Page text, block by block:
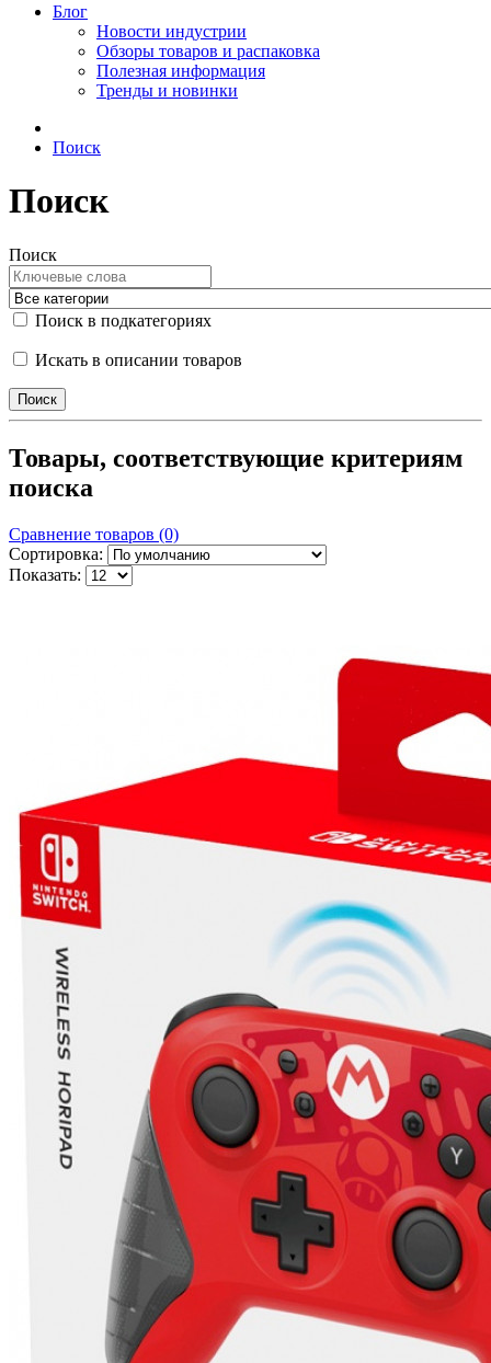
Блог
Новости индустрии
Обзоры товаров и распаковка
Полезная информация
Тренды и новинки
Поиск
Поиск
Поиск
Поиск в подкатегориях
Искать в описании товаров
Товары, соответствующие критериям
поиска
Сравнение товаров (0)
Сортировка:
Показать: